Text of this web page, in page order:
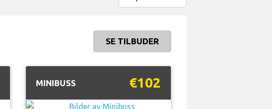
SE TILBUDER
MINIBUSS €102